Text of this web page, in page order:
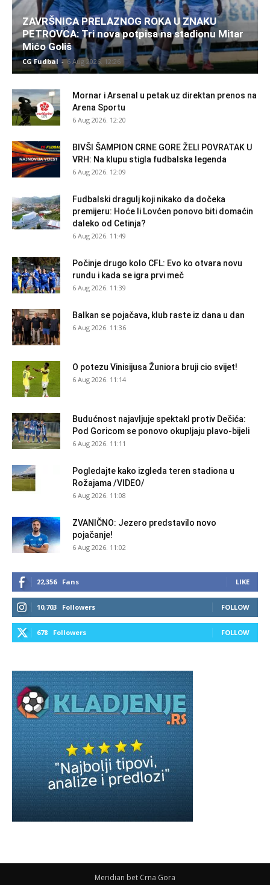
ZAVRŠNICA PRELAZNOG ROKA U ZNAKU
PETROVCA: Tri nova potpisa na stadionu Mitar
Mićo Goliš
CG Fudbal - 6 Aug 2026. 12:26
Mornar i Arsenal u petak uz direktan prenos na
Arena Sportu
6 Aug 2026. 12:20
BIVŠI ŠAMPION CRNE GORE ŽELI POVRATAK U
VRH: Na klupu stigla fudbalska legenda
6 Aug 2026. 12:09
Fudbalski dragulj koji nikako da dočeka
premijeru: Hoće li Lovćen ponovo biti domaćin
daleko od Cetinja?
6 Aug 2026. 11:49
Počinje drugo kolo CFL: Evo ko otvara novu
rundu i kada se igra prvi meč
6 Aug 2026. 11:39
Balkan se pojačava, klub raste iz dana u dan
6 Aug 2026. 11:36
O potezu Vinisijusa Žuniora bruji cio svijet!
6 Aug 2026. 11:14
Budućnost najavljuje spektakl protiv Dečića:
Pod Goricom se ponovo okupljaju plavo-bijeli
6 Aug 2026. 11:11
Pogledajte kako izgleda teren stadiona u
Rožajama /VIDEO/
6 Aug 2026. 11:08
ZVANIČNO: Jezero predstavilo novo
pojačanje!
6 Aug 2026. 11:02
22,356 Fans LIKE
10,703 Followers FOLLOW
678 Followers FOLLOW
Meridian bet Crna Gora